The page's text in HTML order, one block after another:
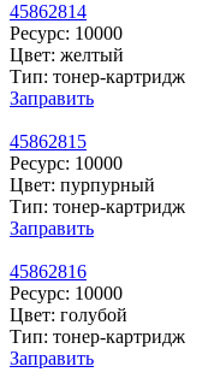
45862814
Ресурс: 10000
Цвет: желтый
Тип: тонер-картридж
Заправить
45862815
Ресурс: 10000
Цвет: пурпурный
Тип: тонер-картридж
Заправить
45862816
Ресурс: 10000
Цвет: голубой
Тип: тонер-картридж
Заправить